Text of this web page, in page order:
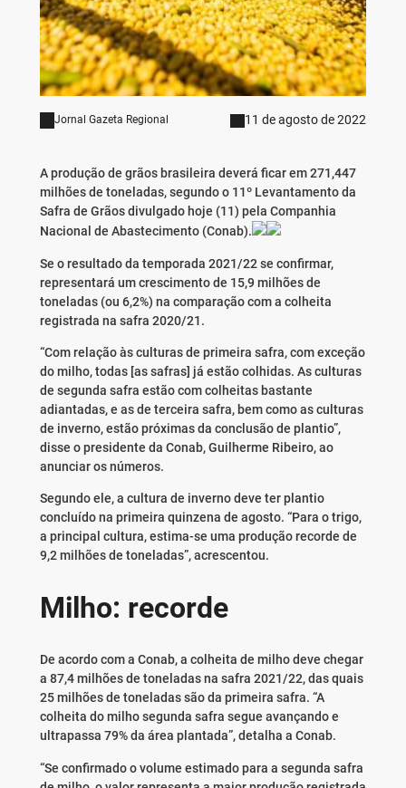
Jornal Gazeta Regional 11 de agosto de 2022
A produção de grãos brasileira deverá ficar em 271,447
milhões de toneladas, segundo o 11º Levantamento da
Safra de Grãos divulgado hoje (11) pela Companhia
Nacional de Abastecimento (Conab).
Se o resultado da temporada 2021/22 se confirmar,
representará um crescimento de 15,9 milhões de
toneladas (ou 6,2%) na comparação com a colheita
registrada na safra 2020/21.
“Com relação às culturas de primeira safra, com exceção
do milho, todas [as safras] já estão colhidas. As culturas
de segunda safra estão com colheitas bastante
adiantadas, e as de terceira safra, bem como as culturas
de inverno, estão próximas da conclusão de plantio”,
disse o presidente da Conab, Guilherme Ribeiro, ao
anunciar os números.
Segundo ele, a cultura de inverno deve ter plantio
concluído na primeira quinzena de agosto. “Para o trigo,
a principal cultura, estima-se uma produção recorde de
9,2 milhões de toneladas”, acrescentou.
Milho: recorde
De acordo com a Conab, a colheita de milho deve chegar
a 87,4 milhões de toneladas na safra 2021/22, das quais
25 milhões de toneladas são da primeira safra. “A
colheita do milho segunda safra segue avançando e
ultrapassa 79% da área plantada”, detalha a Conab.
“Se confirmado o volume estimado para a segunda safra